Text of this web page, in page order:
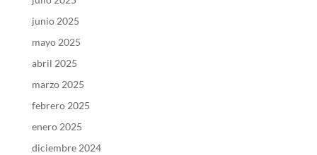
junio 2025
mayo 2025
abril 2025
marzo 2025
febrero 2025
enero 2025
diciembre 2024